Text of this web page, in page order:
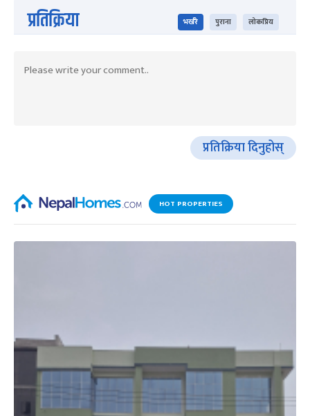
प्रतिक्रिया भर्खरै पुराना लोकप्रिय
प्रतिक्रिया दिनुहोस्
HOT PROPERTIES